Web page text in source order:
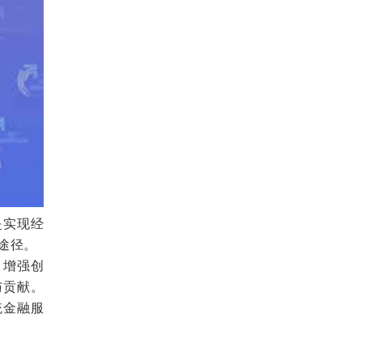
现经
。
强创
献。
融服